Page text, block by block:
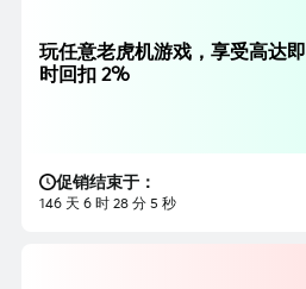
玩任意老虎机游戏，享受高达即
时回扣 2%
促销结束于：
146 天 6 时 28 分 3 秒